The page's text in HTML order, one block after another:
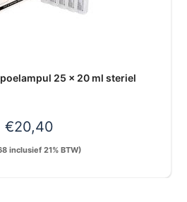
25 x 20 ml steriel
€20,40
inclusief 21% BTW)